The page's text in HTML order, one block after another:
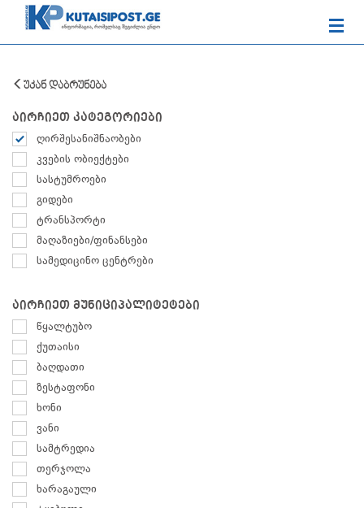
უკან დაბრუნება
აირჩიეთ კატეგორიები
ღირშესანიშნაობები
კვების ობიექტები
სასტუმროები
გიდები
ტრანსპორტი
მაღაზიები/ფინანსები
სამედიცინო ცენტრები
აირჩიეთ მუნიციპალიტეტები
წყალტუბო
ქუთაისი
ბაღდათი
ზესტაფონი
ხონი
ვანი
სამტრედია
თერჯოლა
ხარაგაული